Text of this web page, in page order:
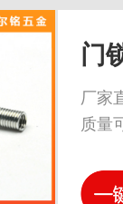
门
厂家
质量